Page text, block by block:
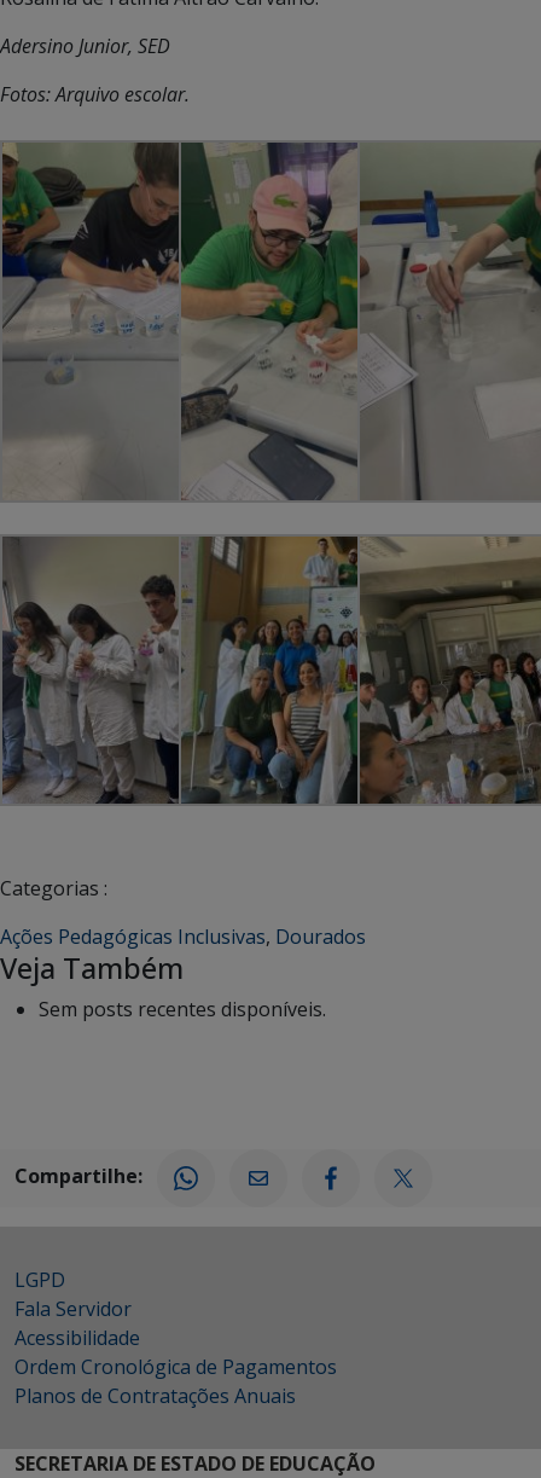
Adersino Junior, SED
Fotos: Arquivo escolar.
Categorias :
Ações Pedagógicas Inclusivas, Dourados
Veja Também
Sem posts recentes disponíveis.
Compartilhe:
LGPD
Fala Servidor
Acessibilidade
Ordem Cronológica de Pagamentos
Planos de Contratações Anuais
SECRETARIA DE ESTADO DE EDUCAÇÃO